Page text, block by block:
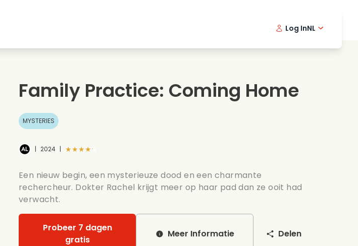
Date films
Romantische series
Bruiloft
Log InNL
Family Practice: Coming Home
MYSTERIES
| 2024 | ★★★★★
Een nieuw begin, een mysterieuze dood en een charmante
rechercheur. Dokter Rachel krijgt meer op haar pad dan ze ooit had
verwacht.
Probeer 7 dagen
gratis
Meer Informatie Delen